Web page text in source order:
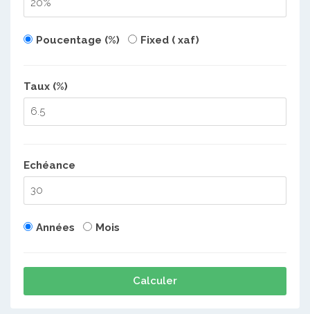
Poucentage (%) Fixed ( xaf)
Taux (%)
Echéance
Années Mois
Calculer